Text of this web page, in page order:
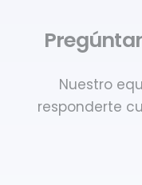
Nuestro
responderte